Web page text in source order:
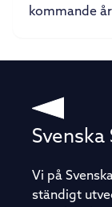
kommande
Vi på
ständigt